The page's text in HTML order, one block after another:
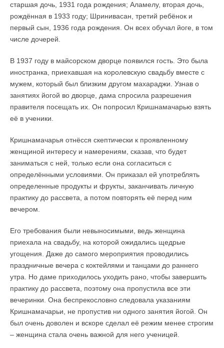
старшая дочь, 1931 года рождения; Аламелу, вторая дочь,
рождённая в 1933 году; Шринивасан, третий ребёнок и
первый сын, 1936 года рождения. Он всех обучал йоге, в том
числе дочерей.
В 1937 году в майсорском дворце появился гость. Это была
иностранка, приехавшая на королевскую свадьбу вместе с
мужем, который был близким другом махараджи. Узнав о
занятиях йогой во дворце, дама спросила разрешения
правителя посещать их. Он попросил Кришнамачарью взять
её в ученики.
Кришнамачарья отнёсся скептически к проявленному
женщиной интересу и намерениям, сказав, что будет
заниматься с ней, только если она согласиться с
определёнными условиями. Он приказал ей употреблять
определенные продукты и фрукты, заканчивать личную
практику до рассвета, а потом повторять её перед ним
вечером.
Его требования были невыносимыми, ведь женщина
приехала на свадьбу, на которой ожидались щедрые
угощения. Даже до самого мероприятия проводились
праздничные вечера с коктейлями и танцами до раннего
утра. Но даме приходилось уходить рано, чтобы завершить
практику до рассвета, поэтому она пропустила все эти
вечеринки. Она беспрекословно следовала указаниям
Кришнамачарьи, не пропустив ни одного занятия йогой. Он
был очень доволен и вскоре сделал её режим менее строгим
– женщина стала очень важной для него ученицей.